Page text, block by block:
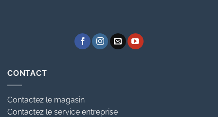
CONTACT
Contactez le magasin
Contactez le service entreprise